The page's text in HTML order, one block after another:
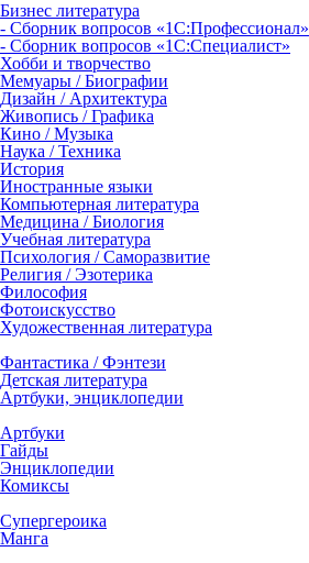
Бизнес литература
- Сборник вопросов «1С:Профессионал»
- Сборник вопросов «1С:Специалист»
Хобби и творчество
Мемуары / Биографии
Дизайн / Архитектура
Живопись / Графика
Кино / Музыка
Наука / Техника
История
Иностранные языки
Компьютерная литература
Медицина / Биология
Учебная литература
Психология / Саморазвитие
Религия / Эзотерика
Философия
Фотоискусство
Художественная литература
Фантастика / Фэнтези
Детская литература
Артбуки, энциклопедии
Артбуки
Гайды
Энциклопедии
Комиксы
Супергероика
Манга